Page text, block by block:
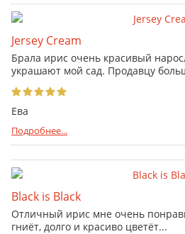
Jersey Cream
Брала ирис очень красивый
украшают мой сад. Продавцу
Ева
Подробнее...
Black is Black
Отличный ирис мне очень
гниёт, долго и красиво цветёт...